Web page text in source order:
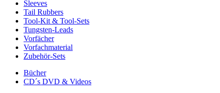
Sleeves
Tail Rubbers
Tool-Kit & Tool-Sets
Tungsten-Leads
Vorfächer
Vorfachmaterial
Zubehör-Sets
Bücher
CD´s DVD & Videos